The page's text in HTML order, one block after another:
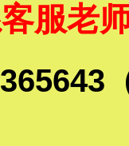
服老